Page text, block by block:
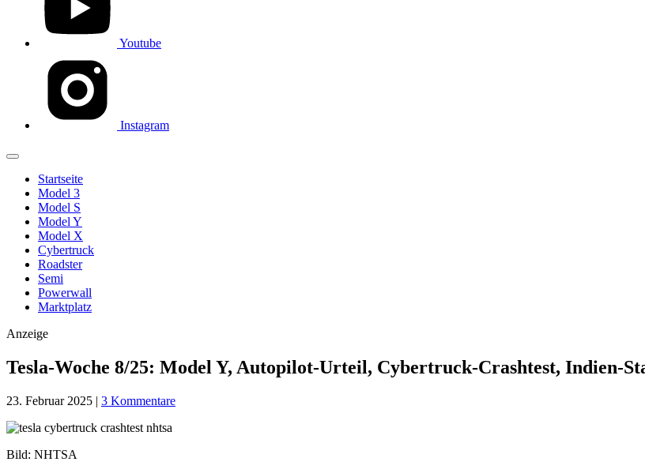
Youtube
Instagram
Startseite
Model 3
Model S
Model Y
Model X
Cybertruck
Roadster
Semi
Powerwall
Marktplatz
Anzeige
Tesla-Woche 8/25: Model Y, Autopilot-Urteil, Cybertruck-Crashtest, Indien-
23. Februar 2025 | 3 Kommentare
Bild: NHTSA